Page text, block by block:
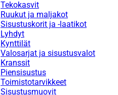
Tekokasvit
Ruukut ja maljakot
Sisustuskorit ja -laatikot
Lyhdyt
Kynttilät
Valosarjat ja sisustusvalot
Kranssit
Piensisustus
Toimistotarvikkeet
Sisustusmuovit